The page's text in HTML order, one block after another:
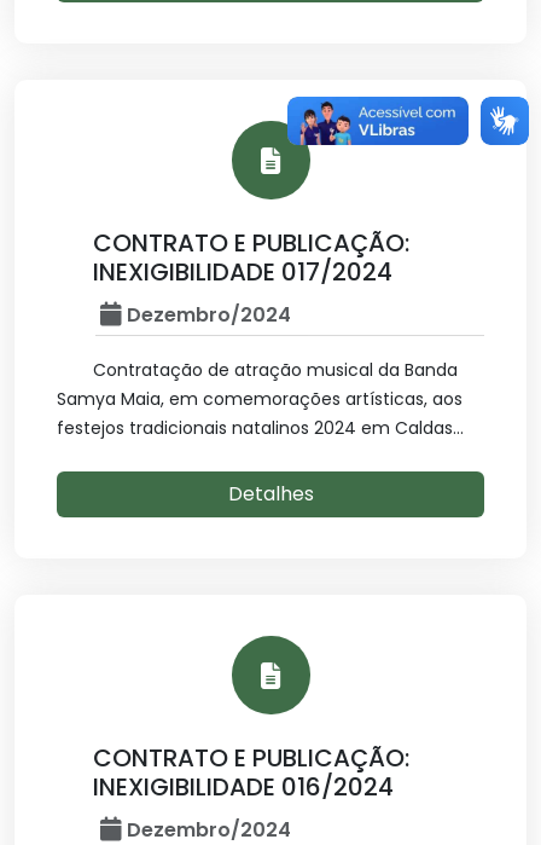
CONTRATO E PUBLICAÇÃO:
INEXIGIBILIDADE 017/2024
Dezembro/2024
Contratação de atração musical da Banda
Samya Maia, em comemorações artísticas, aos
festejos tradicionais natalinos 2024 em Caldas...
Detalhes
CONTRATO E PUBLICAÇÃO:
INEXIGIBILIDADE 016/2024
Dezembro/2024